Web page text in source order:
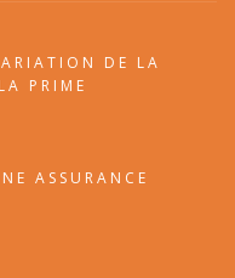
DE LA
PRIME
ASSURANCE